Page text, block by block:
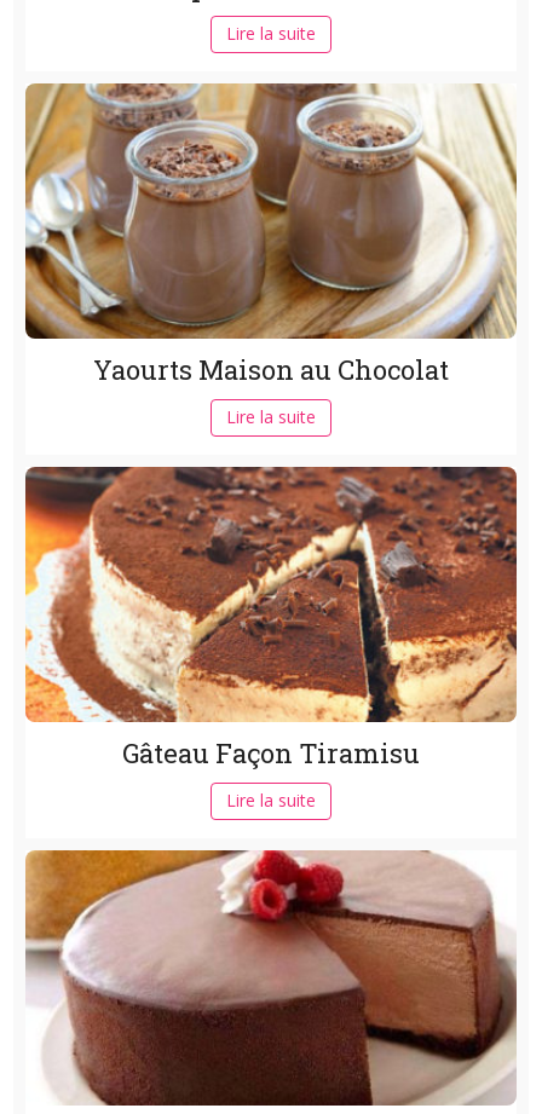
Lire la suite
Yaourts Maison au Chocolat
Lire la suite
Gâteau Façon Tiramisu
Lire la suite